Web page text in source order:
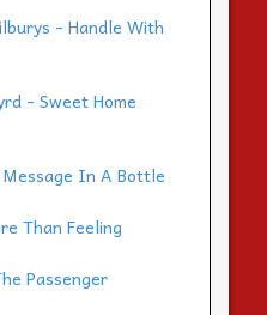
- Handle With
- Sweet Home
In A Bottle
Than Feeling
Passenger